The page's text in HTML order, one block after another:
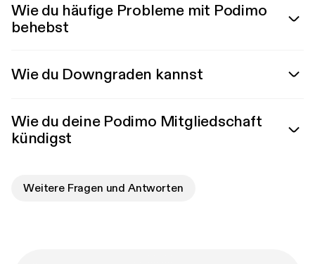
Wie du häufige Probleme mit Podimo
behebst
Wie du Downgraden kannst
Wie du deine Podimo Mitgliedschaft
kündigst
Weitere Fragen und Antworten